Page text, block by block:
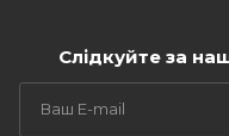
Слідкуйте за